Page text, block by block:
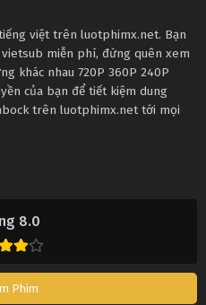
8.0
Phim
việt trên luotphimx.net. Bạn
miễn phí, đừng quên xem
khác nhau 720P 360P 240P
của bạn để tiết kiệm dung
trên luotphimx.net tới mọi